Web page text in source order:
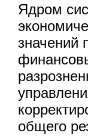
Ядром
значений
общего